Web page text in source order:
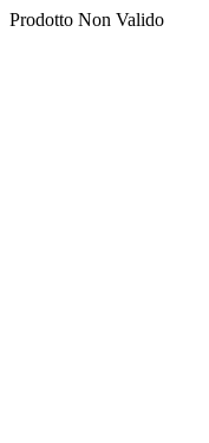
Prodotto Non Valido